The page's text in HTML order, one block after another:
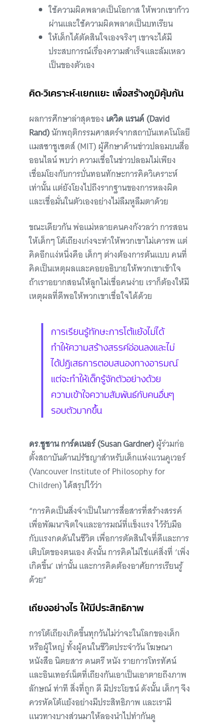
ใช้ความผิดพลาดเป็นโอกาส ให้พวกเขาก้าว
ผ่านและใช้ความผิดพลาดเป็นบทเรียน
ให้เด็กได้ตัดสินใจเองจริงๆ เขาจะได้มี
ประสบการณ์เรื่องความสำเร็จและล้มเหลว
เป็นของตัวเอง
คิด-วิเคราะห์-แยกแยะ เพื่อสร้างภูมิคุ้มกัน
ผลการศึกษาล่าสุดของ เดวิด แรนด์ (David
Rand)นักพฤติกรรมศาสตร์จากสถาบันเทคโนโลยี
แมสซาชูเซตส์ (MIT) ผู้ศึกษาด้านข่าวปลอมบนสื่อ
ออนไลน์ พบว่า ความเชื่อในข่าวปลอมไม่เพียง
เชื่อมโยงกับการบั่นทอนทักษะการคิดวิเคราะห์
เท่านั้น แต่ยังโยงไปถึงรากฐานของการหลงผิด
และเชื่อมั่นในตัวเองอย่างไม่ลืมหูลืมตาด้วย
ขณะเดียวกัน พ่อแม่หลายคนคงกังวลว่า การสอน
ให้เด็กๆ โต้เถียงเก่งจะทำให้พวกเขาไม่เคารพ แต่
คิดอีกแง่หนึ่งคือ เด็กๆ ต่างต้องการต้นแบบ คนที่
คิดเป็นเหตุผลและคอยอธิบายให้พวกเขาเข้าใจ
ถ้าเราอยากสอนให้ลูกไม่เชื่อคนง่าย เราก็ต้องให้มี
เหตุผลที่ดีพอให้พวกเขาเชื่อใจได้ด้วย
การเรียนรู้ทักษะการโต้แย้งไม่ได้
ทำให้ความสร้างสรรค์อ่อนลงและไม่
ได้ปฏิเสธการตอบสนองทางอารมณ์
แต่จะทำให้เด็กรู้จักตัวอย่างด้วย
ความเข้าใจความสัมพันธ์กับคนอื่นๆ
รอบตัวมากขึ้น
ดร.ซูซาน การ์ดเนอร์ (Susan Gardner)ผู้ร่วมก่อ
ตั้งสถาบันด้านปรัชญาสำหรับเด็กแห่งแวนคูเวอร์
(Vancouver Institute of Philosophy for
Children) ได้สรุปไว้ว่า
“การคิดเป็นสิ่งจำเป็นในการสื่อสารที่สร้างสรรค์
เพื่อพัฒนาจิตใจและอารมณ์ที่แข็งแรง ไว้รับมือ
กับแรงกดดันในชีวิต เพื่อการตัดสินใจที่ดีและการ
เติบโตของตนเอง ดังนั้น การคิดไม่ใช่แค่สิ่งที่ ‘เพิ่ง
เกิดขึ้น’ เท่านั้น และการคิดต้องอาศัยการเรียนรู้
ด้วย”
เถียงอย่างไร ให้มีประสิทธิภาพ
การโต้เถียงเกิดขึ้นทุกวันไม่ว่าจะในโลกของเด็ก
หรือผู้ใหญ่ ทั้งผู้คนในชีวิตประจำวัน โฆษณา
หนังสือ นิตยสาร ดนตรี หนัง รายการโทรทัศน์
และอินเทอร์เน็ตที่เถียงกันเอาเป็นเอาตายถึงภาพ
ลักษณ์ ท่าที สิ่งที่ถูก ดี มีประโยชน์ ดังนั้น เด็กๆ จึง
ควรหัดโต้แย้งอย่างมีประสิทธิภาพ และเรามี
แนวทางบางส่วนมาให้ลองนำไปทำกันดู